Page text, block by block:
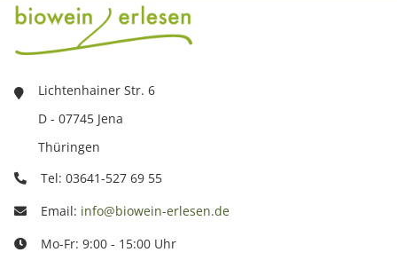
Lichtenhainer Str. 6
D - 07745 Jena
Thüringen
Tel: 03641-527 69 55
Email: info@biowein-erlesen.de
Mo-Fr: 9:00 - 15:00 Uhr